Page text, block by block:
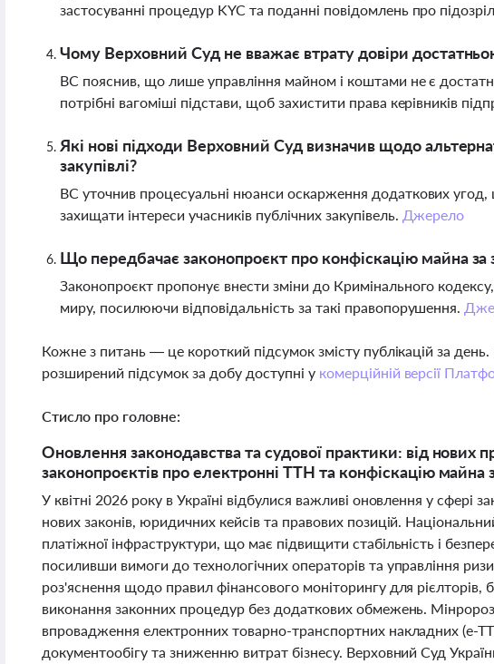
застосуванні процедур KYC та поданні повідомлень про
Чому Верховний Суд не вважає втрату довіри
ВС пояснив, що лише управління майном і коштами не є
потрібні вагоміші підстави, щоб захистити права керівників
Які нові підходи Верховний Суд визначив щодо
закупівлі?
ВС уточнив процесуальні нюанси оскарження додаткових
захищати інтереси учасників публічних закупівель. Джерело
Що передбачає законопроєкт про конфіскацію майна
Законопроєкт пропонує внести зміни до Кримінального
миру, посилюючи відповідальність за такі правопорушення.
Кожне з питань — це короткий підсумок змісту публікацій за
розширений підсумок за добу доступні у комерційній версії
Стисло про головне:
Оновлення законодавства та судової практики: від нових
законопроєктів про електронні ТТН та конфіскацію
У квітні 2026 року в Україні відбулися важливі оновлення у сфері
нових законів, юридичних кейсів та правових позицій.
платіжної інфраструктури, що має підвищити стабільність і
посиливши вимоги до технологічних операторів та управління
роз'яснення щодо правил фінансового моніторингу для рієлторів,
виконання законних процедур без додаткових обмежень.
впровадження електронних товарно-транспортних накладних (е-
документообігу та зниженню витрат бізнесу. Верховний Суд